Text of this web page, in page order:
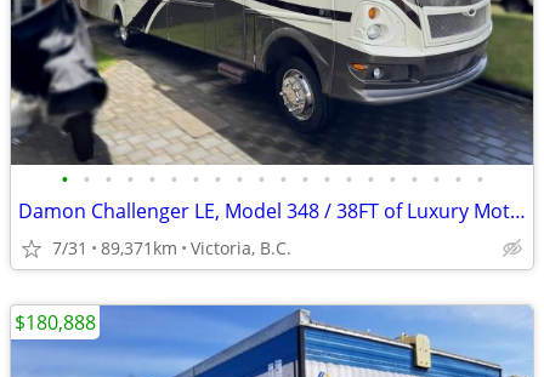
• • • • • • • • • • • • • • • • • • • •
Damon Challenger LE, Model 348 / 38FT of Luxury Motor Coach
7/31 89,371km Victoria, B.C.
$180,888